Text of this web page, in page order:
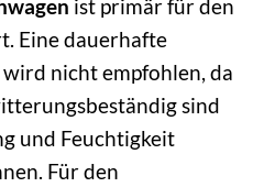
ist primär für den
Eine dauerhafte
nicht empfohlen, da
sind
und Feuchtigkeit
Für den